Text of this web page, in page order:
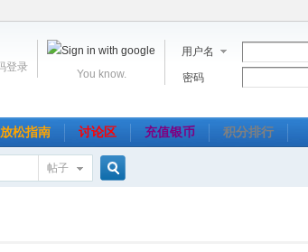
用户名
密码
You know.
登录
放松指南 讨论区 充值银币 积分排行
帖子